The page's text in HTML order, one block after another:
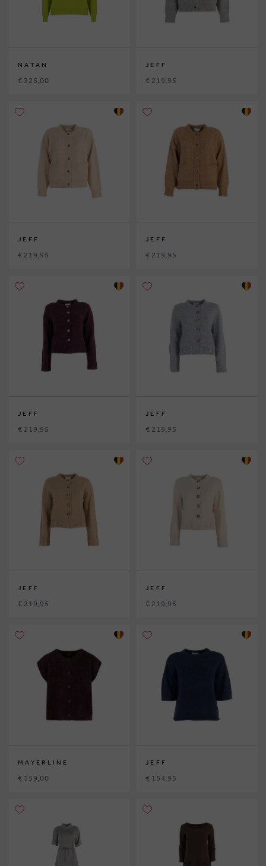
NATAN
€ 325,00
JEFF
€ 219,95
JEFF
€ 219,95
JEFF
€ 219,95
JEFF
€ 219,95
JEFF
€ 219,95
JEFF
€ 219,95
JEFF
€ 219,95
MAYERLINE
€ 159,00
JEFF
€ 154,95